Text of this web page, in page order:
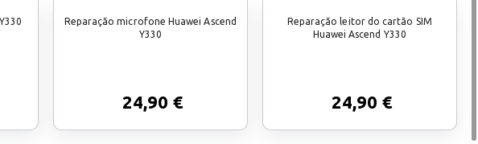
Reparação microfone Huawei Ascend
Y330
24,90 €
Reparação leitor do cartão SIM
Huawei Ascend Y330
24,90 €